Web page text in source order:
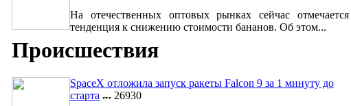
На отечественных оптовых рынках сейчас отмечается
тенденция к снижению стоимости бананов. Об этом...
Происшествия
SpaceX отложила запуск ракеты Falcon 9 за 1 минуту до
старта
26930